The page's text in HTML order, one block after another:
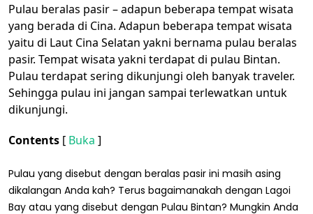
Pulau beralas pasir – adapun beberapa tempat wisata
yang berada di Cina. Adapun beberapa tempat wisata
yaitu di Laut Cina Selatan yakni bernama pulau beralas
pasir. Tempat wisata yakni terdapat di pulau Bintan.
Pulau terdapat sering dikunjungi oleh banyak traveler.
Sehingga pulau ini jangan sampai terlewatkan untuk
dikunjungi.
Contents [ Buka ]
Pulau yang disebut dengan beralas pasir ini masih asing
dikalangan Anda kah? Terus bagaimanakah dengan Lagoi
Bay atau yang disebut dengan Pulau Bintan? Mungkin Anda